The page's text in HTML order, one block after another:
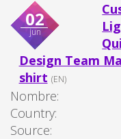
02
jun
Design Team
shirt (EN)
Nombre:
Country:
Source: